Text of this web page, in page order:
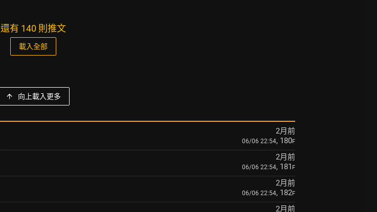
還有 140 則推文
載入全部
向上載入更多
2月前
06/06 22:54, 180F
2月前
06/06 22:54, 181 F
2月前
06/06 22:54, 182F
2月前